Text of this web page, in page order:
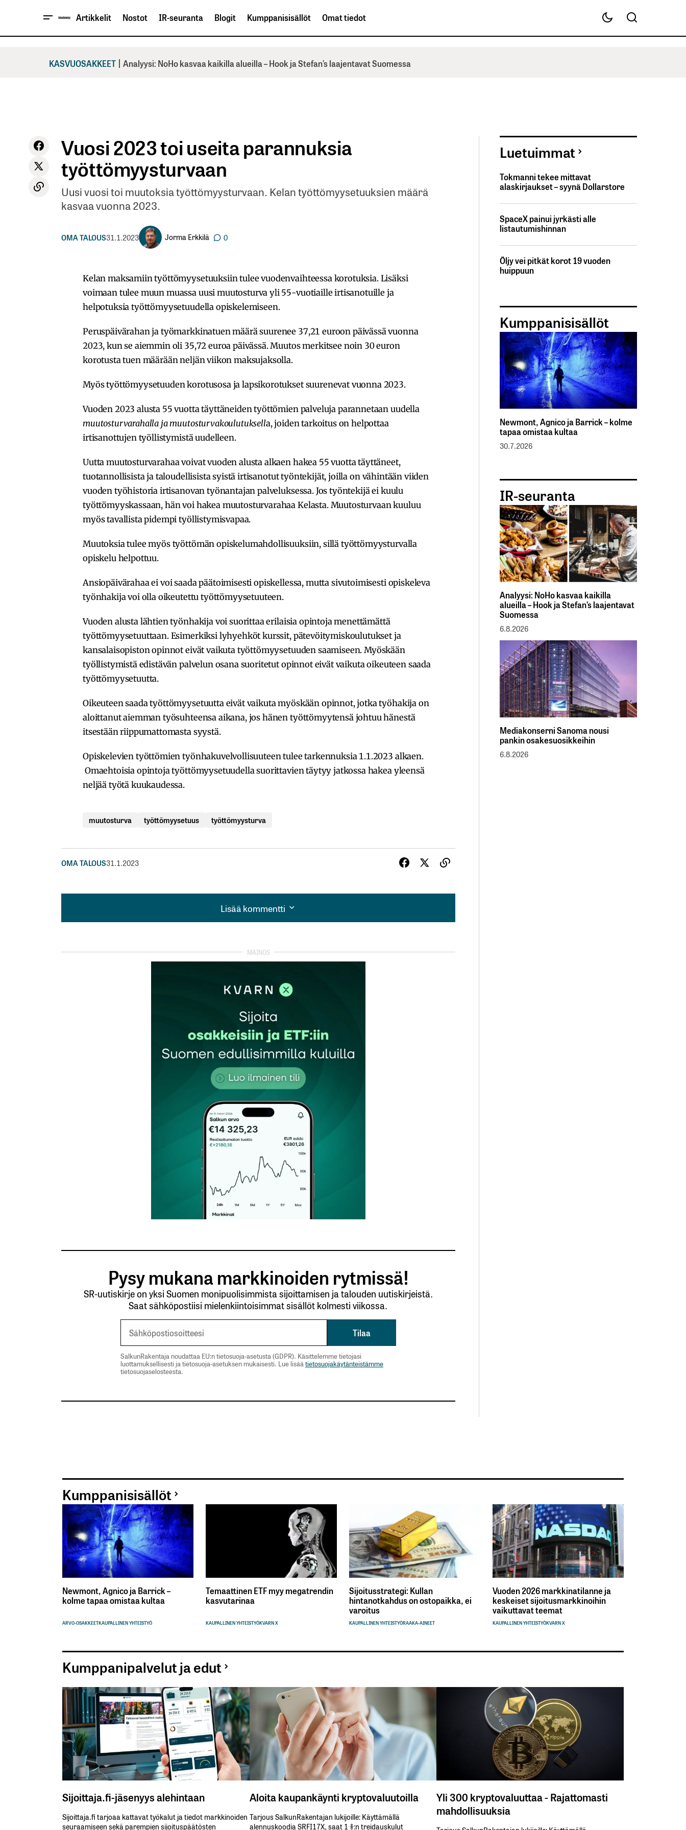
Artikkelit Nostot IR-seuranta Blogit Kumppanisisällöt Omat tiedot
KASVUOSAKKEET | Analyysi: NoHo kasvaa kaikilla alueilla – Hook ja Stefan’s laajentavat Suomessa
Vuosi 2023 toi useita parannuksia
työttömyysturvaan
Uusi vuosi toi muutoksia työttömyysturvaan. Kelan työttömyysetuuksien määrä
kasvaa vuonna 2023.
OMA TALOUS31.1.2023 Jorma Erkkilä 0
Kelan maksamiin työttömyysetuuksiin tulee vuodenvaihteessa korotuksia. Lisäksi
voimaan tulee muun muassa uusi muutosturva yli 55-vuotiaille irtisanotuille ja
helpotuksia työttömyysetuudella opiskelemiseen.
Peruspäivärahan ja työmarkkinatuen määrä suurenee 37,21 euroon päivässä vuonna
2023, kun se aiemmin oli 35,72 euroa päivässä. Muutos merkitsee noin 30 euron
korotusta tuen määrään neljän viikon maksujaksolla.
Myös työttömyysetuuden korotusosa ja lapsikorotukset suurenevat vuonna 2023.
Vuoden 2023 alusta 55 vuotta täyttäneiden työttömien palveluja parannetaan uudella
muutosturvarahalla ja muutosturvakoulutuksella, joiden tarkoitus on helpottaa
irtisanottujen työllistymistä uudelleen.
Uutta muutosturvarahaa voivat vuoden alusta alkaen hakea 55 vuotta täyttäneet,
tuotannollisista ja taloudellisista syistä irtisanotut työntekijät, joilla on vähintään viiden
vuoden työhistoria irtisanovan työnantajan palveluksessa. Jos työntekijä ei kuulu
työttömyyskassaan, hän voi hakea muutosturvarahaa Kelasta. Muutosturvaan kuuluu
myös tavallista pidempi työllistymisvapaa.
Muutoksia tulee myös työttömän opiskelumahdollisuuksiin, sillä työttömyysturvalla
opiskelu helpottuu.
Ansiopäivärahaa ei voi saada päätoimisesti opiskellessa, mutta sivutoimisesti opiskeleva
työnhakija voi olla oikeutettu työttömyysetuuteen.
Vuoden alusta lähtien työnhakija voi suorittaa erilaisia opintoja menettämättä
työttömyysetuuttaan. Esimerkiksi lyhyehköt kurssit, pätevöitymiskoulutukset ja
kansalaisopiston opinnot eivät vaikuta työttömyysetuuden saamiseen. Myöskään
työllistymistä edistävän palvelun osana suoritetut opinnot eivät vaikuta oikeuteen saada
työttömyysetuutta.
Oikeuteen saada työttömyysetuutta eivät vaikuta myöskään opinnot, jotka työhakija on
aloittanut aiemman työsuhteensa aikana, jos hänen työttömyytensä johtuu hänestä
itsestään riippumattomasta syystä.
Opiskelevien työttömien työnhakuvelvollisuuteen tulee tarkennuksia 1.1.2023 alkaen.
Omaehtoisia opintoja työttömyysetuudella suorittavien täytyy jatkossa hakea yleensä
neljää työtä kuukaudessa.
muutosturva työttömyysetuus työttömyysturva
OMA TALOUS31.1.2023
Lisää kommentti
Lisää kommentti
Pakolliset kentät on merkitty
Sähköpostiosoitteesi
Pysy mukana markkinoiden rytmissä!
SR-uutiskirje on yksi Suomen monipuolisimmista sijoittamisen ja talouden uutiskirjeistä.
Saat sähköpostiisi mielenkiintoisimmat sisällöt kolmesti viikossa.
SalkunRakentaja noudattaa EU:n tietosuoja-asetusta (GDPR). Käsittelemme tietojasi
luottamuksellisesti ja tietosuoja-asetuksen mukaisesti. Lue lisäätietosuojakäytänteistämme
tietosuojaselosteesta.
Luetuimmat
Tokmanni tekee mittavat
alaskirjaukset – syynä Dollarstore
SpaceX painui jyrkästi alle
listautumishinnan
Öljy vei pitkät korot 19 vuoden
huippuun
Kumppanisisällöt
Newmont, Agnico ja Barrick – kolme
tapaa omistaa kultaa
30.7.2026
IR-seuranta
Analyysi: NoHo kasvaa kaikilla
alueilla – Hook ja Stefan’s laajentavat
Suomessa
6.8.2026
Mediakonserni Sanoma nousi
pankin osakesuosikkeihin
6.8.2026
Kumppanisisällöt
Newmont, Agnico ja Barrick –
kolme tapaa omistaa kultaa
ARVO-OSAKKEETKAUPALLINEN YHTEISTYÖ
Temaattinen ETF myy megatrendin
kasvutarinaa
KAUPALLINEN YHTEISTYÖKVARN X
Sijoitusstrategi: Kullan
hintanotkahdus on ostopaikka, ei
varoitus
KAUPALLINEN YHTEISTYÖRAAKA-AINEET
Vuoden 2026 markkinatilanne ja
keskeiset sijoitusmarkkinoihin
vaikuttavat teemat
KAUPALLINEN YHTEISTYÖKVARN X
Kumppanipalvelut ja edut
Sijoittaja.fi-jäsenyys alehintaan
Sijoittaja.fi tarjoaa kattavat työkalut ja tiedot markkinoiden
seuraamiseen sekä parempien sijoituspäätösten
Aloita kaupankäynti kryptovaluutoilla
Tarjous SalkunRakentajan lukijoille: Käyttämällä​ ​
alennuskoodia​ ​SRFI17X,​ ​saat​ ​1 %:n treidauskulut​ ​
Yli 300 kryptovaluuttaa - Rajattomasti
mahdollisuuksia